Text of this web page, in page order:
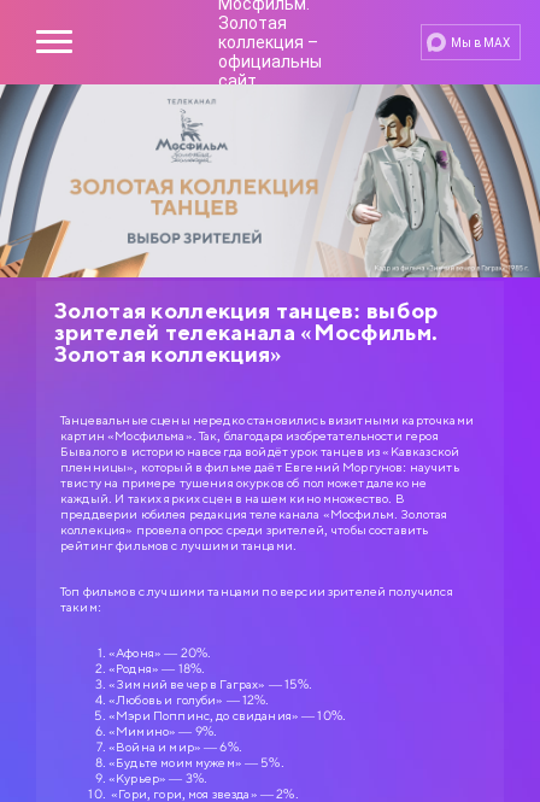
Мы в MAX
Золотая коллекция танцев: выбор
зрителей телеканала «Мосфильм.
Золотая коллекция»
Танцевальные сцены нередко становились визитными карточками
картин «Мосфильма». Так, благодаря изобретательности героя
Бывалого в историю навсегда войдёт урок танцев из «Кавказской
пленницы», который в фильме даёт Евгений Моргунов: научить
твисту на примере тушения окурков об пол может далеко не
каждый. И таких ярких сцен в нашем кино множество. В
преддверии юбилея редакция телеканала «Мосфильм. Золотая
коллекция» провела опрос среди зрителей, чтобы составить
рейтинг фильмов с лучшими танцами.
Топ фильмов с лучшими танцами по версии зрителей получился
таким:
«Афоня» — 20%.
«Родня» — 18%.
«Зимний вечер в Гаграх» — 15%.
«Любовь и голуби» — 12%.
«Мэри Поппинс, до свидания» — 10%.
«Мимино» — 9%.
«Война и мир» — 6%.
«Будьте моим мужем» — 5%.
«Курьер» — 3%.
«Гори, гори, моя звезда» — 2%.